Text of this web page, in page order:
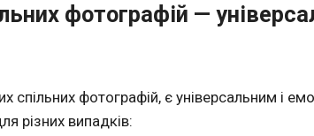
фотографій —
спільних фотографій, є універсальним і
різних випадків: